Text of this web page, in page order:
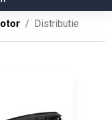
Distributie